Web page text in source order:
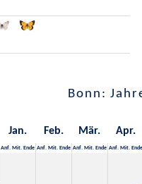
Bonn:
Jan. Feb. Mär. Apr.
Anf. Mit. Ende Anf. Mit. Ende Anf. Mit. Ende Anf. Mit. Ende